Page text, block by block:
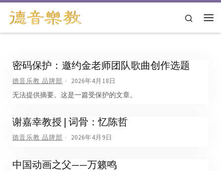
跳转到内容
Search
密码保护：邀约金老师团队歌曲创作选题
德音乐教 品牌部 2026年4月18日
无法提供摘要。这是一篇受保护的文章。
谢嘉幸教授 | 词骨：忆陈哲
德音乐教 品牌部 2026年4月9日
中国动画之父——万籁鸣